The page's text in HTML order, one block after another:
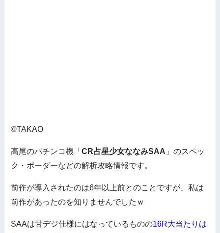
©TAKAO
高尾のパチンコ機「CR占星少女ななみSAA 」のスペッ
ク・ボーダーなどの解析攻略情報です。
前作が導入されたのは6年以上前とのことですが、私は
前作があったのを知りませんでしたｗ
SAAは甘デジ仕様にはなっているものの16R大当たりは